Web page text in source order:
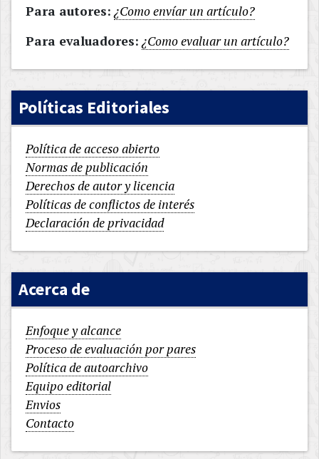
Para autores: ¿Como envíar un artículo?
Para evaluadores: ¿Como evaluar un artículo?
Políticas Editoriales
Política de acceso abierto
Normas de publicación
Derechos de autor y licencia
Políticas de conflictos de interés
Declaración de privacidad
Acerca de
Enfoque y alcance
Proceso de evaluación por pares
Política de autoarchivo
Equipo editorial
Envios
Contacto